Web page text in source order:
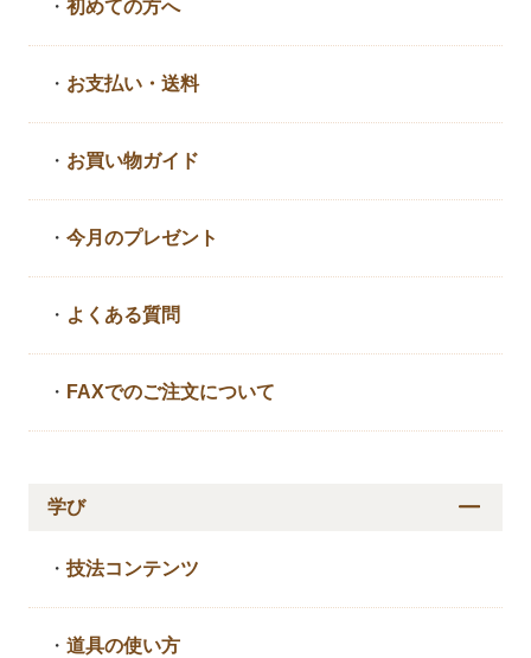
・初めての方へ
・ お支払い・送料
・ お買い物ガイド
・今月のプレゼント
・ よくある質問
・ FAXでのご注文について
学び
・技法コンテンツ
・道具の使い方